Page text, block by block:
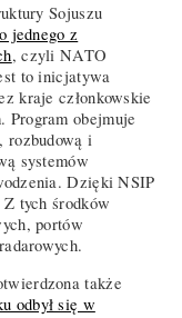
Sojuszu
jednego z
, czyli NATO
to inicjatywa
kraje członkowskie
Program obejmuje
rozbudową i
systemów
Dzięki NSIP
tych środków
portów
także
odbył się w